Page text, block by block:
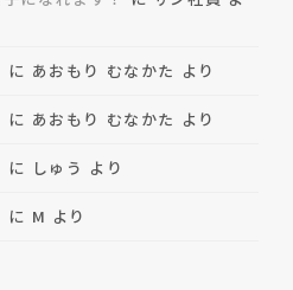
に あおもり むなかた より
に あおもり むなかた より
に しゅう より
に M より